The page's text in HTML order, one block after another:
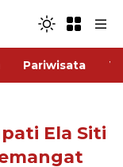
Pariwisata
Ela Siti